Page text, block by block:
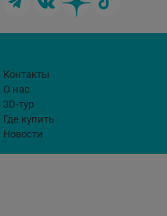
Контакты
О нас
3D-тур
Где купить
Новости